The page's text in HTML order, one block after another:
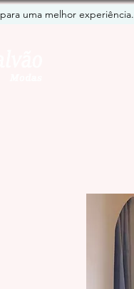
para uma melhor experiência.